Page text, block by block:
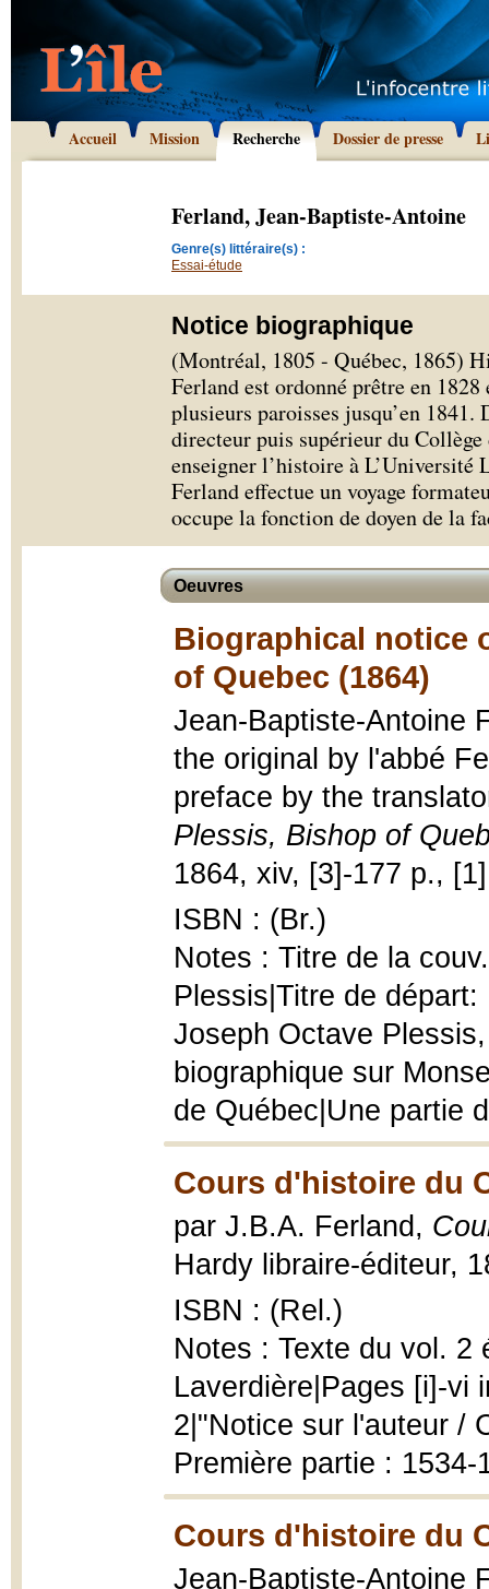
Accueil Mission Recherche Dossier de presse
Ferland, Jean-Baptiste-Antoine
Genre(s) littéraire(s) :
Essai-étude
Notice biographique
(Montréal, 1805 - Québec, 1865)
Ferland est ordonné prêtre en
plusieurs paroisses jusqu’en
directeur puis supérieur du
enseigner l’histoire à L’Université
Ferland effectue un voyage
occupe la fonction de doyen de la
Oeuvres
Biographical notice
of Quebec (1864)
Jean-Baptiste-Antoine
the original by l'abbé
preface by the
Plessis, Bishop of
1864, xiv, [3]-177 p.,
ISBN : (Br.)
Notes : Titre de la
Plessis|Titre de
Joseph Octave
biographique sur
de Québec|Une partie
Cours d'histoire du
par J.B.A. Ferland,
Hardy libraire-éditeur,
ISBN : (Rel.)
Notes : Texte du vol. 2
Laverdière|Pages [i]-vi
2|"Notice sur l'auteur /
Première partie :
Cours d'histoire du
Jean-Baptiste-Antoine